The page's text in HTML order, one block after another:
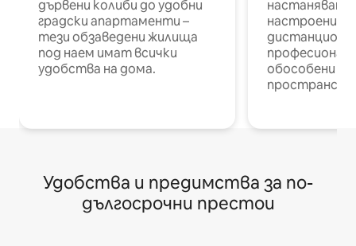
дървени колиби до удобни
градски апартаменти –
тези обзаведени жилища
под наем имат всички
удобства на дома.
настаняване
настроени и
обособени
Удобства и предимства за по-
дългосрочни престои